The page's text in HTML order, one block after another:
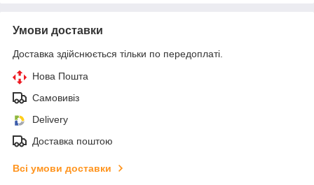
Умови доставки
Доставка здійснюється тільки по передоплаті.
Нова Пошта
Самовивіз
Delivery
Доставка поштою
Всі умови доставки